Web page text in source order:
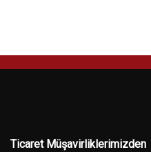
Ticaret Müşavirliklerimizden